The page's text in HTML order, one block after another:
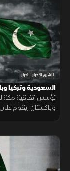
الشرق للأخبار أخبار
السعودية وتركيا
تؤسس اتفاقية مكة
وباكستان، يقوم